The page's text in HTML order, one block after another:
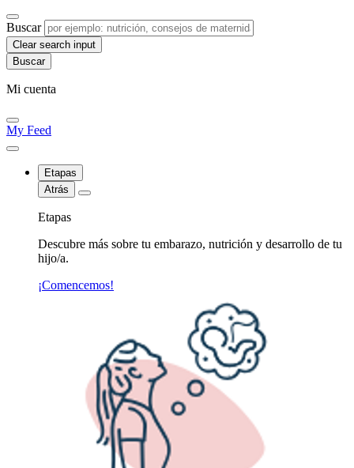
Buscar
Clear search input
Mi cuenta
My Feed
Etapas
Atrás
Etapas
Descubre más sobre tu embarazo, nutrición y desarrollo de tu
hijo/a.
¡Comencemos!